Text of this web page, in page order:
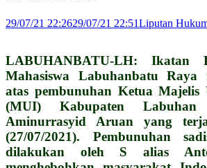
29/07/21 22:2629/07/21 22:51Liputan
LABUHANBATU-LH: Ikatan
Mahasiswa Labuhanbatu Raya
atas pembunuhan Ketua Majelis
(MUI) Kabupaten
Aminurrasyid Aruan yang
(27/07/2021). Pembunuhan
dilakukan oleh S alias